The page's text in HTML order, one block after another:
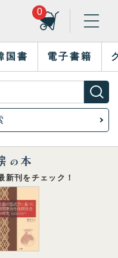
0
国書 電子書籍
新刊をチェック！